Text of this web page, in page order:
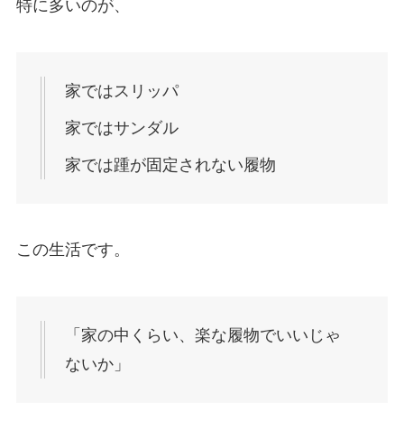
特に多いのが、
家ではスリッパ
家ではサンダル
家では踵が固定されない履物
この生活です。
「家の中くらい、楽な履物でいいじゃ
ないか」